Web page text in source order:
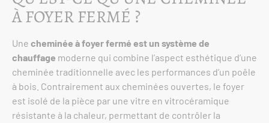
À FOYER FERMÉ ?
Une cheminée à foyer fermé est un système de
chauffage moderne qui combine l’aspect esthétique d’une
cheminée traditionnelle avec les performances d’un poêle
à bois. Contrairement aux cheminées ouvertes, le foyer
est isolé de la pièce par une vitre en vitrocéramique
résistante à la chaleur, permettant de contrôler la